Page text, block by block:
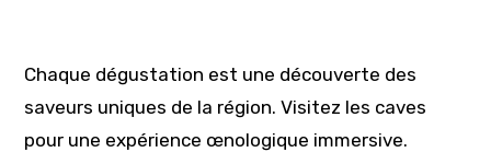
Chaque dégustation est une découverte des
saveurs uniques de la région. Visitez les caves
pour une expérience œnologique immersive.